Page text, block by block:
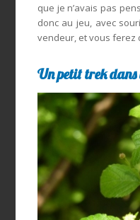
que je n’avais pas
donc au jeu, avec
vendeur, et vous ferez
Un petit trek dans